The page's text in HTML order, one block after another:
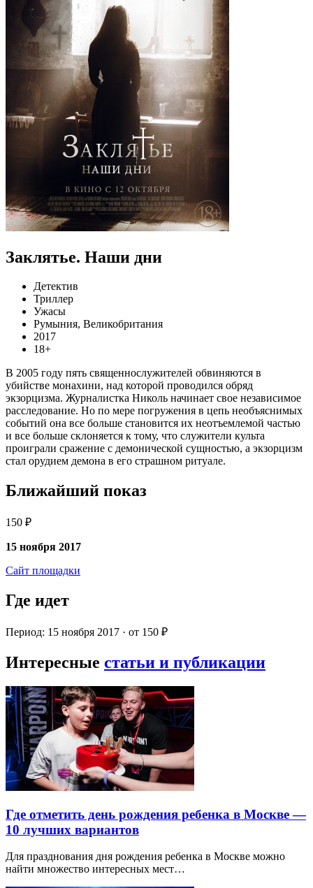
Заклятье. Наши дни
Детектив
Триллер
Ужасы
Румыния, Великобритания
2017
18+
В 2005 году пять священнослужителей обвиняются в
убийстве монахини, над которой проводился обряд
экзорцизма. Журналистка Николь начинает свое независимое
расследование. Но по мере погружения в цепь необъяснимых
событий она все больше становится их неотъемлемой частью
и все больше склоняется к тому, что служители культа
проиграли сражение с демонической сущностью, а экзорцизм
стал орудием демона в его страшном ритуале.
Ближайший показ
150 ₽
15 ноября 2017
Сайт площадки
Где идет
Период: 15 ноября 2017 · от 150 ₽
Интересные статьи и публикации
Где отметить день рождения ребенка в Москве —
10 лучших вариантов
Для празднования дня рождения ребенка в Москве можно
найти множество интересных мест…